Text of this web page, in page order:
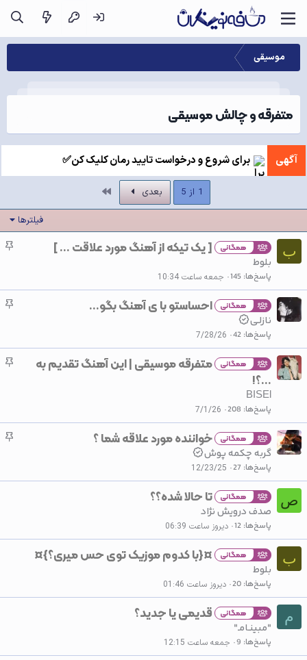
موسیقی
متفرقه و چالش موسیقی
آگهی برای شروع و درخواست تایید رمان کلیک کن✅
1 از 5 بعدی
فیلترها
ب
ا
همگانی [ یک تیکه از آهنگ مورد علاقت ... ]
بلوط
پاسخ‌ها 145 جمعه ساعت 10:34
ا
همگانی احساستو با ی آهنگ بگو...
نازلـی
پاسخ‌ها 42
7/28/26
همگانی
متفرقه موسیقی | این آهنگ تقدیم به
...؟!
BISEl
پاسخ‌ها 208
7/1/26
ا
همگانی خواننده مورد علاقه شما ؟
گربه چکمه پوش
پاسخ‌ها 27
12/23/25
ص همگانی تا حالا شده؟؟
صدف درویش نژاد
پاسخ‌ها 12 دیروز ساعت 06:39
ب همگانی ¤{با کدوم موزیک توی حس میری؟}¤
بلوط
پاسخ‌ها 20 دیروز ساعت 01:46
م همگانی قدیمی یا جدید؟
"مبینـامـ"
پاسخ‌ها 9 جمعه ساعت 12:15